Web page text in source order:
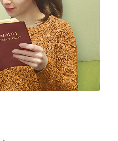
meus
na culpa e na
simplesmente